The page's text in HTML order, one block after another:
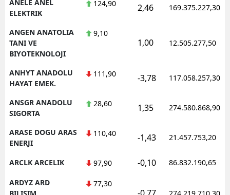
ANELE ANEL
ELEKTRIK
124,90 2,46 169.375.227,30
ANGEN ANATOLIA
TANI VE
BIYOTEKNOLOJI
9,10
1,00 12.505.277,50
ANHYT ANADOLU
HAYAT EMEK.
111,90 -3,78 117.058.257,30
ANSGR ANADOLU
SIGORTA
28,60 1,35 274.580.868,90
ARASE DOGU ARAS
ENERJI
110,40 -1,43 21.457.753,20
ARCLK ARCELIK 97,90 -0,10 86.832.190,65
ARDYZ ARD
BILISIM
77,30
-0,77 274.219.710,30